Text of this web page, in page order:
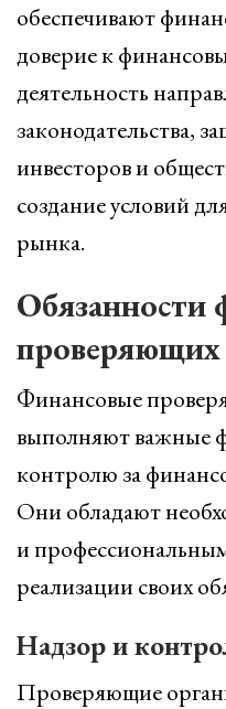
обеспечивают
доверие к
деятельность
законодательства,
инвесторов и
создание условий
рынка.
Обязанности
проверяющих
Финансовые
выполняют важные
контролю за
Они обладают
и
реализации своих
Надзор и
Проверяющие